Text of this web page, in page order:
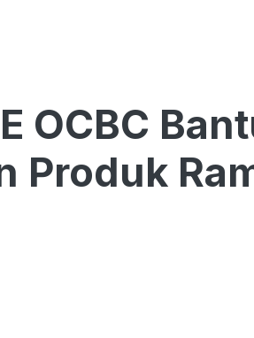
OCBC
Produk